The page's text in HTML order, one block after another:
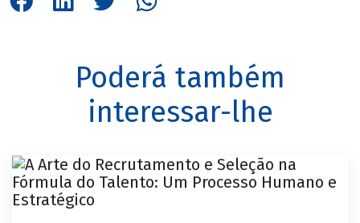
Poderá também
interessar-lhe